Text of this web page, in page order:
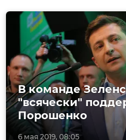
6 мая 2019, 08:05
В команде
"всячески"
Порошенко